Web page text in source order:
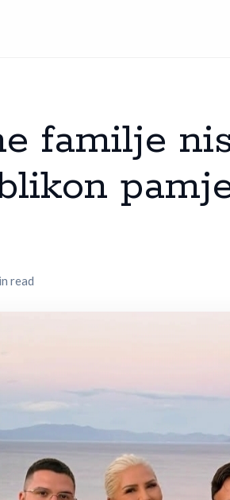
familje
read